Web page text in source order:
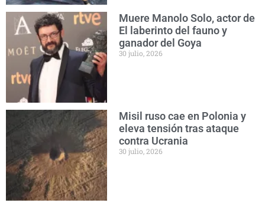
Muere Manolo Solo, actor de
El laberinto del fauno y
ganador del Goya
30 julio, 2026
Misil ruso cae en Polonia y
eleva tensión tras ataque
contra Ucrania
30 julio, 2026